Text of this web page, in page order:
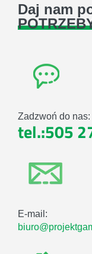
Daj nam
Zadzwoń do nas:
tel.:505
E-mail: